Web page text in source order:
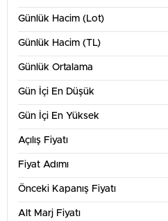
Günlük Hacim (Lot)
Günlük Hacim (TL)
Günlük Ortalama
Gün İçi En Düşük
Gün İçi En Yüksek
Açılış Fiyatı
Fiyat Adımı
Önceki Kapanış Fiyatı
Alt Marj Fiyatı